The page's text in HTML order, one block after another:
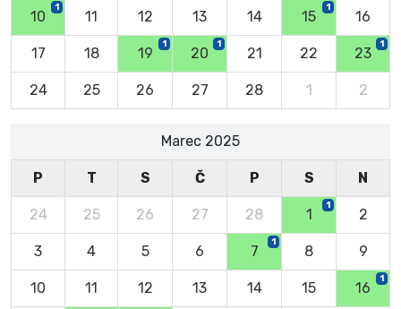
10
1
11 12 13 14 15
1
16
17 18 19
1
20
1
21 22 23
1
24 25 26 27 28 1 2
Marec 2025
P T S Č P S N
24 25 26 27 28 1
1
2
3 4 5 6 7
1
8 9
10 11 12 13 14 15 16
1